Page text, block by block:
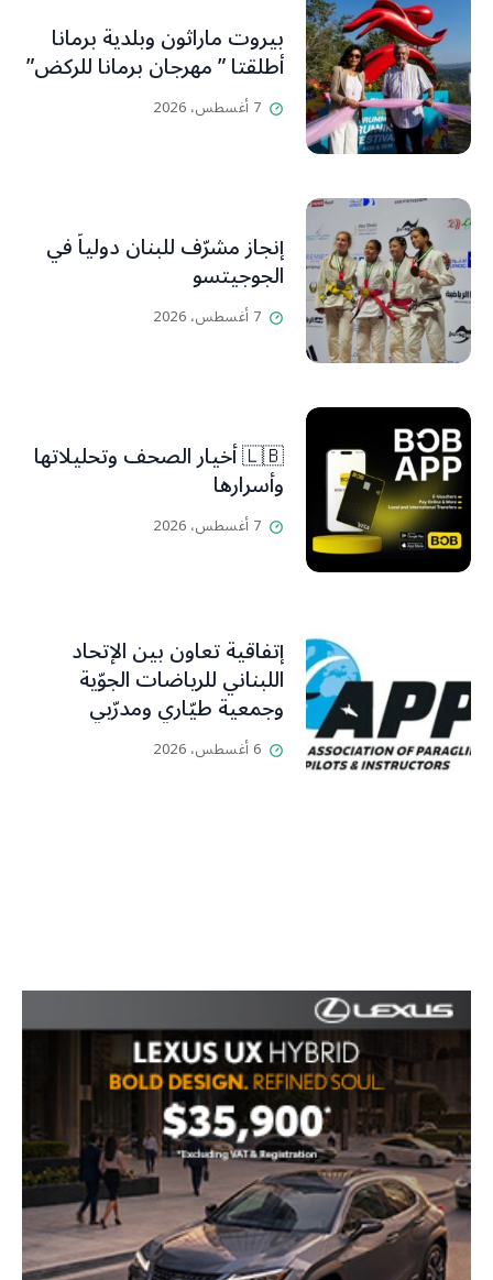
بيروت ماراثون وبلدية برمانا
أطلقتا ” مهرجان برمانا للركض”
7 أغسطس، 2026
إنجاز مشرّف للبنان دولياً في
الجوجيتسو
7 أغسطس، 2026
🇱🇧 أخيار الصحف وتحليلاتها
وأسرارها
7 أغسطس، 2026
إتفاقية تعاون بين الإتحاد
اللبناني للرياضات الجوّية
وجمعية طيّاري ومدرّبي
الطيران الشراعي
6 أغسطس، 2026